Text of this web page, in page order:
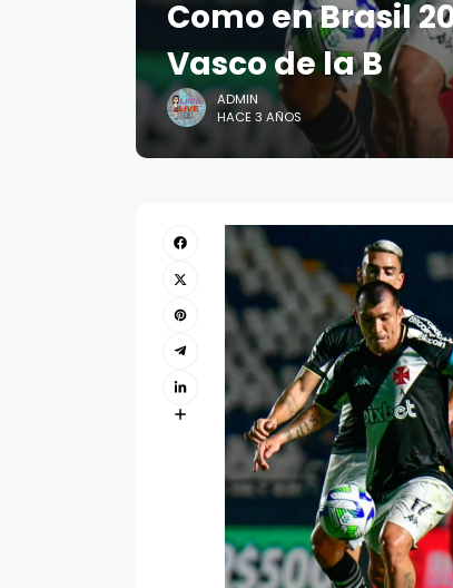
Como en Brasil
Vasco de la B
ADMIN
HACE 3 AÑOS